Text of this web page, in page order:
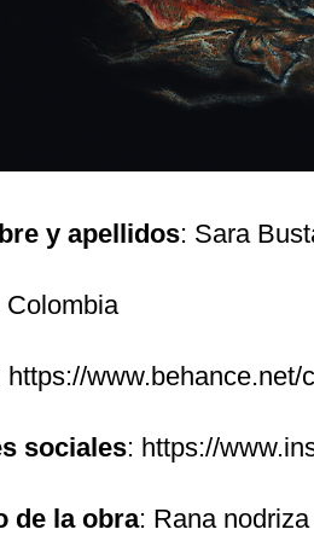
y apellidos: Sara
Colombia
https://www.behance.net/
sociales: https://
de la obra: Rana nodriza